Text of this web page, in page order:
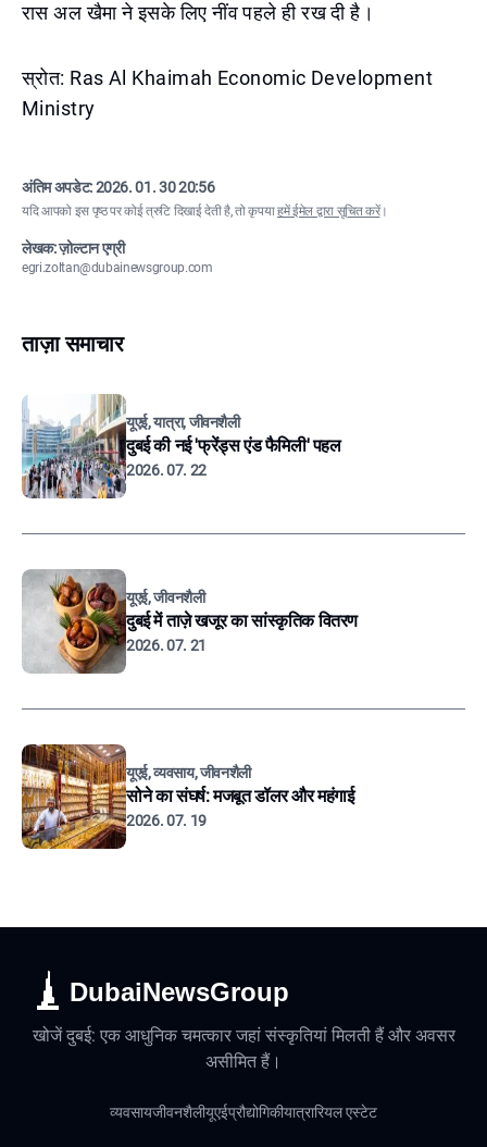
रास अल खैमा ने इसके लिए नींव पहले ही रख दी है।
स्रोत: Ras Al Khaimah Economic Development
Ministry
अंतिम अपडेट:2026. 01. 30 20:56
यदि आपको इस पृष्ठ पर कोई त्रुटि दिखाई देती है, तो कृपयाहमें ईमेल द्वारा सूचित करें।
लेखक: ज़ोल्टान एग्री
egri.zoltan@dubainewsgroup.com
ताज़ा समाचार
यूएई, यात्रा, जीवनशैली
दुबई की नई 'फ्रेंड्स एंड फैमिली' पहल
2026. 07. 22
यूएई, जीवनशैली
दुबई में ताज़े खजूर का सांस्कृतिक वितरण
2026. 07. 21
यूएई, व्यवसाय, जीवनशैली
सोने का संघर्ष: मजबूत डॉलर और महंगाई
2026. 07. 19
DubaiNewsGroup
खोजें दुबई: एक आधुनिक चमत्कार जहां संस्कृतियां मिलती हैं और अवसर
असीमित हैं।
व्यवसायजीवनशैलीयूएईप्रौद्योगिकीयात्रारियल एस्टेट